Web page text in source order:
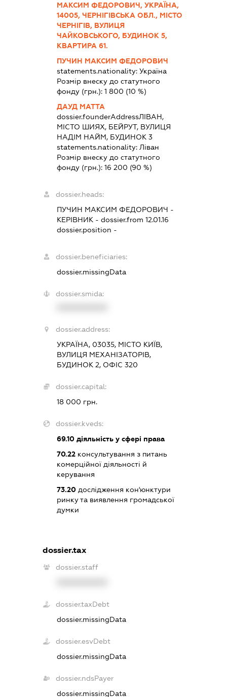
МАКСИМ ФЕДОРОВИЧ, УКРАЇНА,
14005, ЧЕРНІГІВСЬКА ОБЛ., МІСТО
ЧЕРНІГІВ, ВУЛИЦЯ
ЧАЙКОВСЬКОГО, БУДИНОК 5,
КВАРТИРА 61.
ПУЧИН МАКСИМ ФЕДОРОВИЧ
statements.nationality: Україна
Розмір внеску до статутного
фонду (грн.): 1 800 (10 %)
ДАУД МАТТА
dossier.founderAddressЛІВАН,
МІСТО ШИЯХ, БЕЙРУТ, ВУЛИЦЯ
НАДІМ НАЙМ, БУДИНОК 3
statements.nationality: Ліван
Розмір внеску до статутного
фонду (грн.): 16 200 (90 %)
dossier.heads:
ПУЧИН МАКСИМ ФЕДОРОВИЧ -
КЕРІВНИК - dossier.from 12.01.16
dossier.position -
dossier.beneficiaries:
dossier.missingData
dossier.smida:
dossier.address:
УКРАЇНА, 03035, МІСТО КИЇВ,
ВУЛИЦЯ МЕХАНІЗАТОРІВ,
БУДИНОК 2, ОФІС 320
dossier.capital:
18 000 грн.
dossier.kveds:
69.10діяльність у сфері права
70.22консультування з питань
комерційної діяльності й
керування
73.20дослідження кон'юнктури
ринку та виявлення громадської
думки
dossier.tax
dossier.staff
dossier.taxDebt
dossier.missingData
dossier.esvDebt
dossier.missingData
dossier.ndsPayer
dossier.missingData